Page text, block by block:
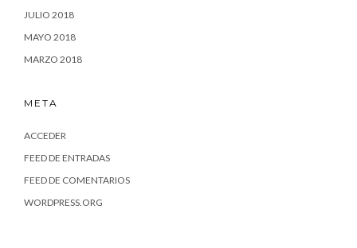
JULIO 2018
MAYO 2018
MARZO 2018
META
ACCEDER
FEED DE ENTRADAS
FEED DE COMENTARIOS
WORDPRESS.ORG